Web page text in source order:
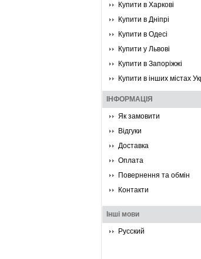
Купити в Харкові
Купити в Дніпрі
Купити в Одесі
Купити у Львові
Купити в Запоріжжі
Купити в інших містах
ІНФОРМАЦІЯ
Як замовити
Відгуки
Доставка
Оплата
Повернення та обмін
Контакти
Інші мови
Русский